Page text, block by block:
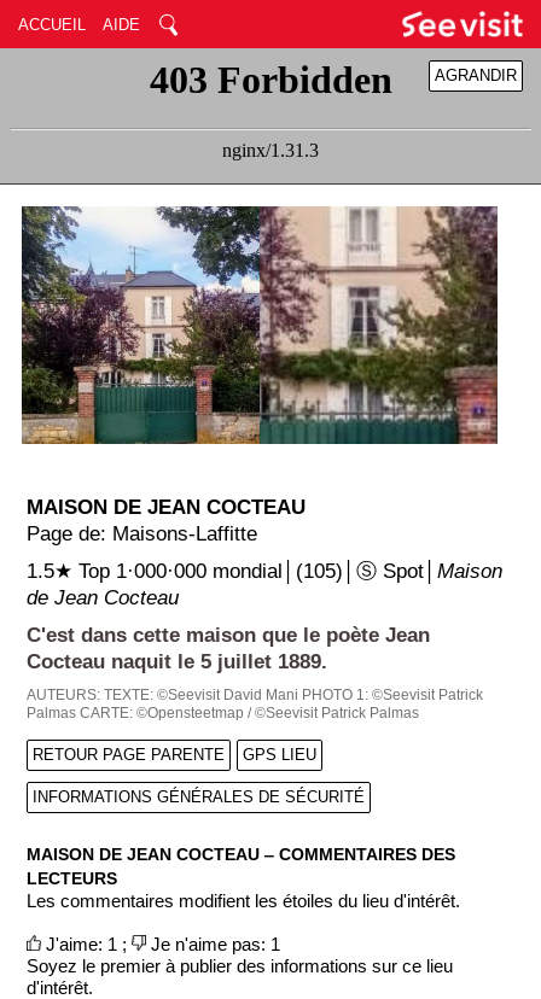
ACCUEIL AIDE
RÉDUIRE
AGRANDIR
MAISON DE JEAN COCTEAU
Page de: Maisons-Laffitte
1.5★ Top 1·000·000 mondial│(105)│Ⓢ Spot│Maison
de Jean Cocteau
C'est dans cette maison que le poète Jean
Cocteau naquit le 5 juillet 1889.
AUTEURS:TEXTE: ©Seevisit David Mani PHOTO 1: ©Seevisit Patrick
Palmas CARTE: ©Opensteetmap / ©Seevisit Patrick Palmas
RETOUR PAGE PARENTE GPS LIEU
INFORMATIONS GÉNÉRALES DE SÉCURITÉ
MAISON DE JEAN COCTEAU ‒ COMMENTAIRES DES
LECTEURS
Les commentaires modifient les étoiles du lieu d'intérêt.
J'aime: 1 ;
Je n'aime pas: 1
Soyez le premier à publier des informations sur ce lieu
d'intérêt.